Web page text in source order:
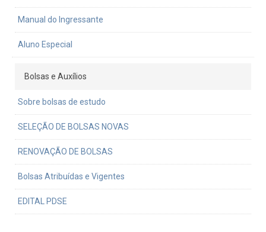
Manual do Ingressante
Aluno Especial
Bolsas e Auxílios
Sobre bolsas de estudo
SELEÇÃO DE BOLSAS NOVAS
RENOVAÇÃO DE BOLSAS
Bolsas Atribuídas e Vigentes
EDITAL PDSE